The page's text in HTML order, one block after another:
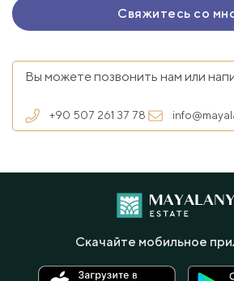
Вы можете позвонить нам или
+90 507 261 37 78
Скачайте мобильное